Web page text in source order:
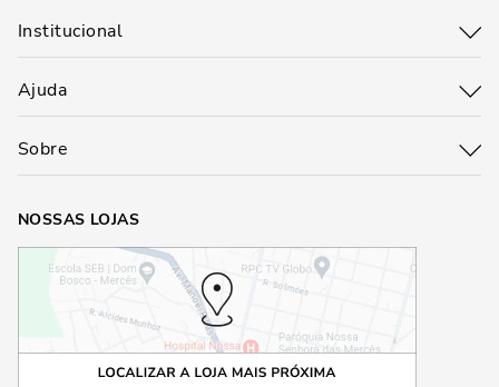
Institucional
Ajuda
Sobre
NOSSAS LOJAS